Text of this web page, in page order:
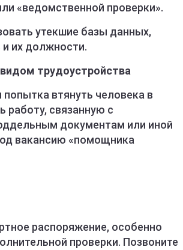
«ведомственной проверки».
утекшие базы данных,
их должности.
трудоустройства
втянуть человека в
работу, связанную с
документам или иной
вакансию «помощника
распоряжение, особенно
проверки. Позвоните